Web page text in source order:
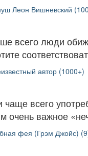
Леон Вишневский
всего люди
автор (1000+)
всего
очень важное
фея (Грэм Джойс)